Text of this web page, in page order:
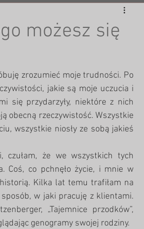
możesz się
zrozumieć moje trudności. Po
jakie są moje uczucia i
się przydarzyły, niektóre z nich
obecną rzeczywistość. Wszystkie
wszystkie niosły ze sobą jakieś
że we wszystkich tych
Coś, co pchnęło życie, i mnie w
Kilka lat temu trafiłam na
w jaki pracuję z klientami.
„Tajemnice przodków”,
genogramy swojej rodziny.